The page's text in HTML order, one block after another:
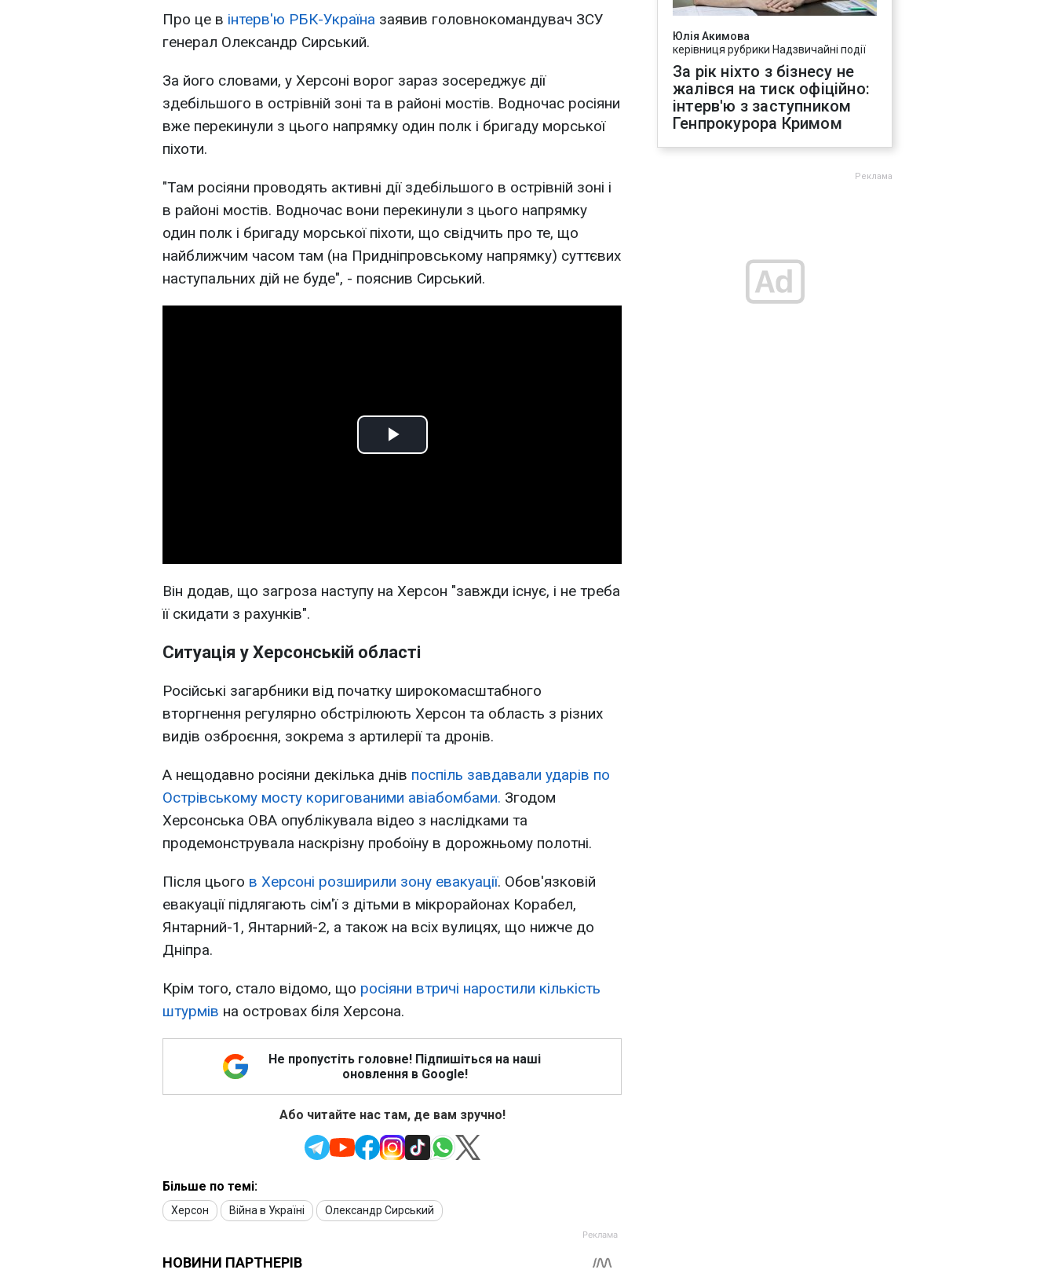
Про це в інтерв'ю РБК-Україна заявив головнокомандувач ЗСУ
генерал Олександр Сирський.
За його словами, у Херсоні ворог зараз зосереджує дії
здебільшого в острівній зоні та в районі мостів. Водночас росіяни
вже перекинули з цього напрямку один полк і бригаду морської
піхоти.
"Там росіяни проводять активні дії здебільшого в острівній зоні і
в районі мостів. Водночас вони перекинули з цього напрямку
один полк і бригаду морської піхоти, що свідчить про те, що
найближчим часом там (на Придніпровському напрямку) суттєвих
наступальних дій не буде", - пояснив Сирський.
Play
Він додав, що загроза наступу на Херсон "завжди існує, і не треба
її скидати з рахунків".
Ситуація у Херсонській області
Російські загарбники від початку широкомасштабного
вторгнення регулярно обстрілюють Херсон та область з різних
видів озброєння, зокрема з артилерії та дронів.
А нещодавно росіяни декілька днів поспіль завдавали ударів по
Острівському мосту коригованими авіабомбами. Згодом
Херсонська ОВА опублікувала відео з наслідками та
продемонструвала наскрізну пробоїну в дорожньому полотні.
Після цього в Херсоні розширили зону евакуації. Обов'язковій
евакуації підлягають сім'ї з дітьми в мікрорайонах Корабел,
Янтарний-1, Янтарний-2, а також на всіх вулицях, що нижче до
Дніпра.
Крім того, стало відомо, що росіяни втричі наростили кількість
штурмів на островах біля Херсона.
Не пропустіть головне! Підпишіться на наші
оновлення в Google!
Або читайте нас там, де вам зручно!
Більше по темі:
Херсон Війна в Україні Олександр Сирський
Юлія Акимова
керівниця рубрики Надзвичайні події
За рік ніхто з бізнесу не
жалівся на тиск офіційно:
інтерв'ю з заступником
Генпрокурора Кримом